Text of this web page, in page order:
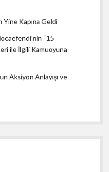
Yine Kapına Geldi
“15
ile İlgili Kamuoyuna
Aksiyon Anlayışı ve